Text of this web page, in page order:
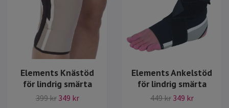
Elements Knästöd
för lindrig smärta
399 kr 349 kr
Elements Ankelstöd
för lindrig smärta
449 kr 349 kr